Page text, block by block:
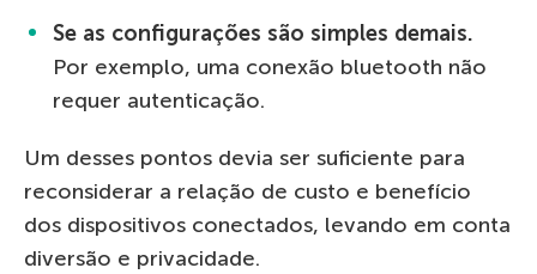
Se as configurações são simples demais.
Por exemplo, uma conexão bluetooth não
requer autenticação.
Um desses pontos devia ser suficiente para
reconsiderar a relação de custo e benefício
dos dispositivos conectados, levando em conta
diversão e privacidade.